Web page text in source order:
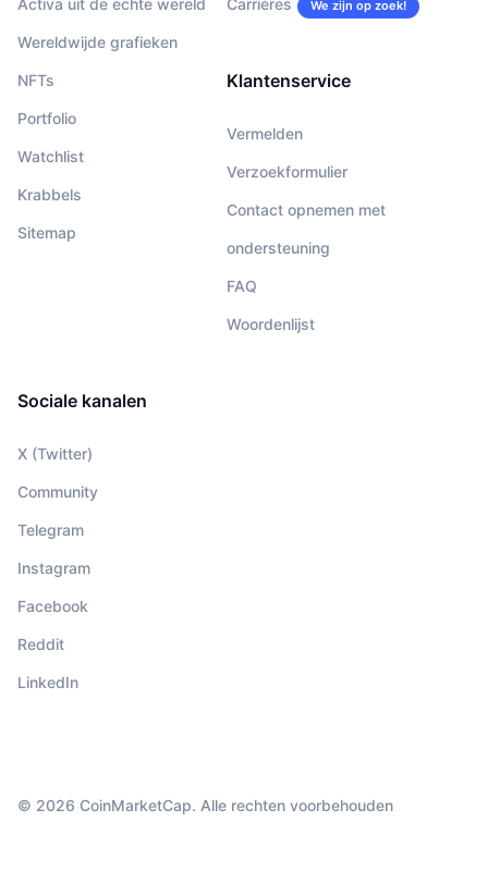
Activa uit de echte wereld
Wereldwijde grafieken
NFTs
Portfolio
Watchlist
Krabbels
Sitemap
Carrières We zijn op zoek!
Klantenservice
Vermelden
Verzoekformulier
Contact opnemen met
ondersteuning
FAQ
Woordenlijst
Sociale kanalen
X (Twitter)
Community
Telegram
Instagram
Facebook
Reddit
LinkedIn
© 2026 CoinMarketCap. Alle rechten voorbehouden